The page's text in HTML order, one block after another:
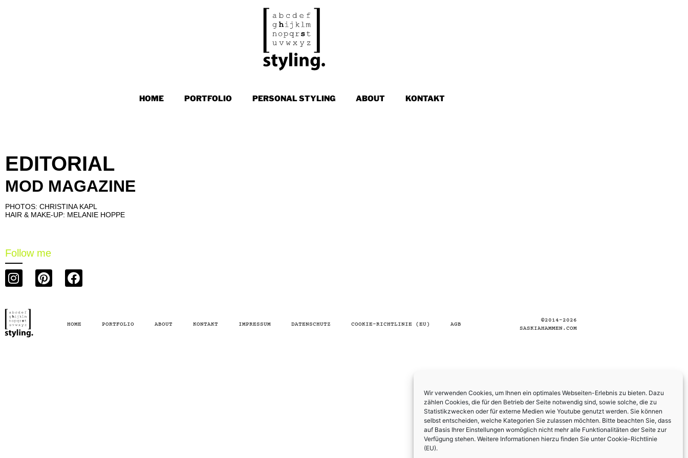
Wir verwenden Cookies, um Ihnen ein optimales Webseiten-Erlebnis zu bieten. Dazu
zählen Cookies, die für den Betrieb der Seite notwendig sind, sowie solche, die zu
Statistikzwecken oder für externe Medien wie Youtube genutzt werden. Sie können
selbst entscheiden, welche Kategorien Sie zulassen möchten. Bitte beachten Sie, dass
auf Basis Ihrer Einstellungen womöglich nicht mehr alle Funktionalitäten der Seite zur
Verfügung stehen. Weitere Informationen hierzu finden Sie unterCookie-Richtlinie
(EU).
HOME PORTFOLIO PERSONAL STYLING ABOUT KONTAKT
EDITORIAL
MOD MAGAZINE
PHOTOS: CHRISTINA KAPL
HAIR & MAKE-UP: MELANIE HOPPE
Follow me
HOME PORTFOLIO ABOUT KONTAKT IMPRESSUM DATENSCHUTZ COOKIE-RICHTLINIE (EU) AGB
©2014–2026
SASKIAHAMMEN.COM